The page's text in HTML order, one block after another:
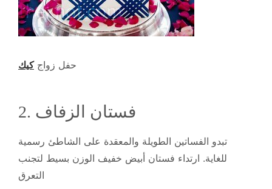
حفل زواجكيك
2. فستان الزفاف
تبدو الفساتين الطويلة والمعقدة على الشاطئ رسمية
للغاية. ارتداء فستان أبيض خفيف الوزن بسيط لتجنب
التعرق